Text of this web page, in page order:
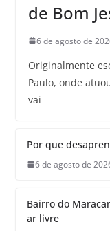
de Bom
6 de agosto de
Originalmente
Paulo, onde
vai
Por que
6 de agosto de
Bairro do
ar livre